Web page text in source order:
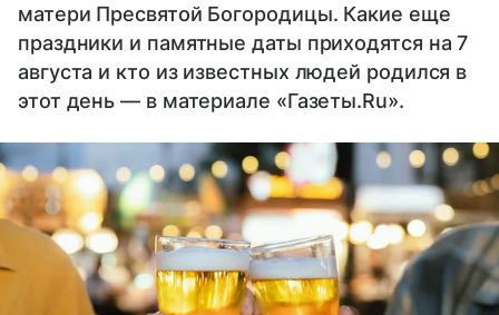
матери Пресвятой Богородицы. Какие еще
праздники и памятные даты приходятся на 7
августа и кто из известных людей родился в
этот день — в материале «Газеты.Ru».